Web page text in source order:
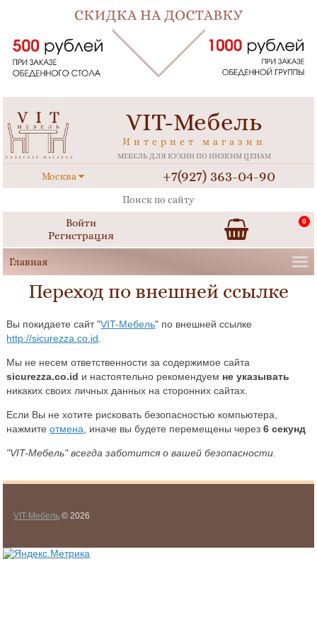
VIT-Мебель
Интернет магазин
МЕБЕЛЬ ДЛЯ КУХНИ ПО НИЗКИМ ЦЕНАМ
Москва +7(927) 363-04-90
Войти
Регистрация
0
Переход по внешней ссылке
Вы покидаете сайт "VIT-Мебель" по внешней ссылке
http://sicurezza.co.id
Мы не несем ответственности за содержимое сайта
sicurezza.co.id и настоятельно рекомендуем не указывать
никаких своих личных данных на сторонних сайтах.
Если Вы не хотите рисковать безопасностью компьютера,
нажмитеотмена , иначе вы будете перемещены через6 секунд
"VIT-Мебель" всегда заботится о вашей безопасности.
VIT-Мебель © 2026